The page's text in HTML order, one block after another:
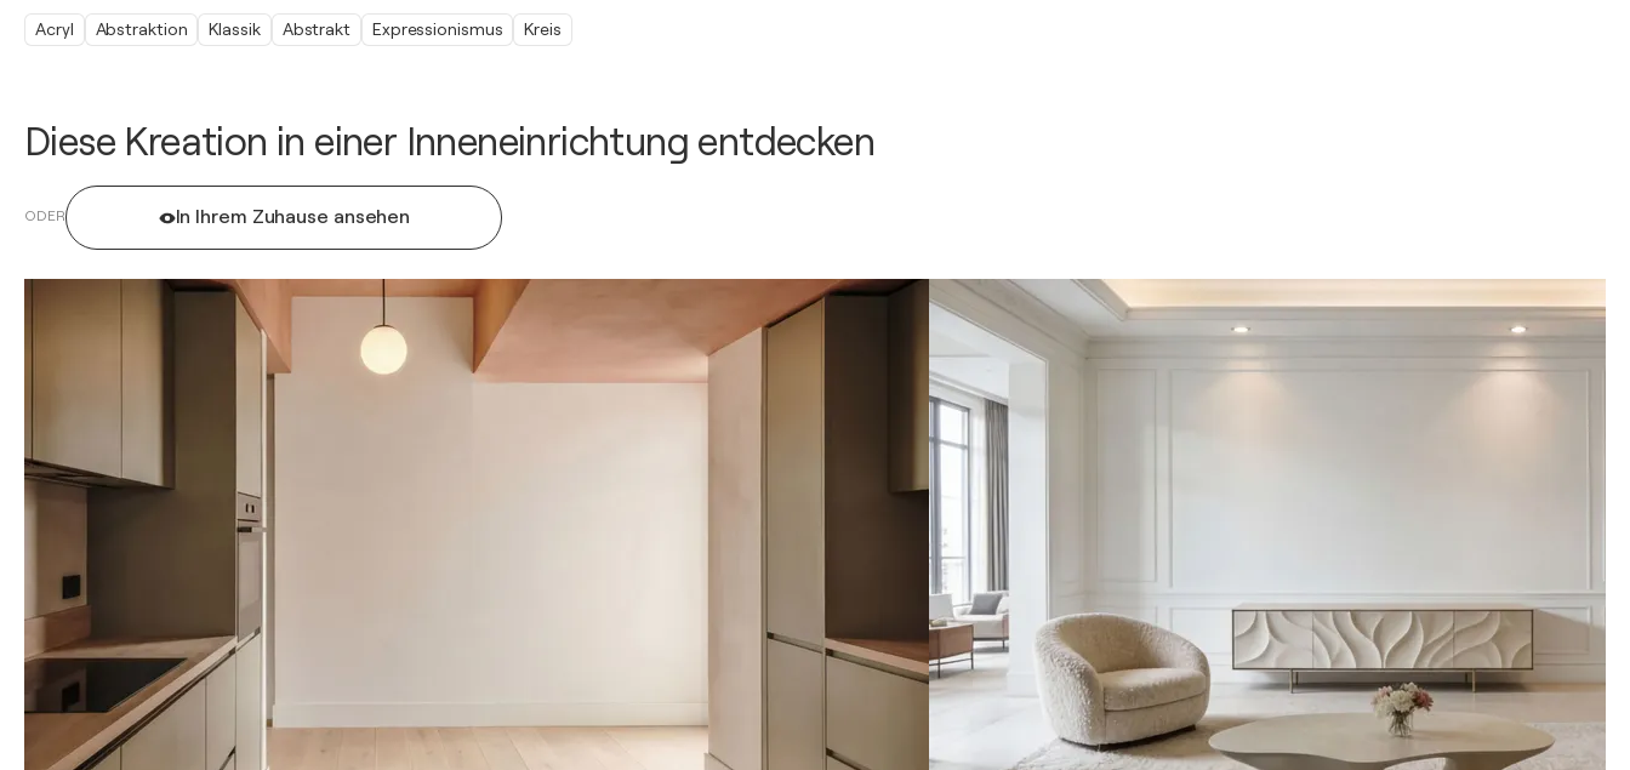
Diese Kreation in einer Inneneinrichtung entdecken
ODER In Ihrem Zuhause ansehen
Acryl Abstraktion Klassik Abstrakt Expressionismus Kreis